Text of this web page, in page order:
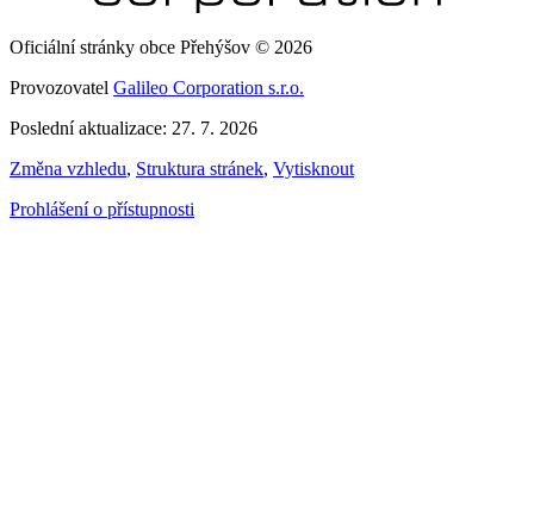
Oficiální stránky obce Přehýšov © 2026
Provozovatel Galileo Corporation s.r.o.
Poslední aktualizace: 27. 7. 2026
Změna vzhledu, Struktura stránek, Vytisknout
Prohlášení o přístupnosti